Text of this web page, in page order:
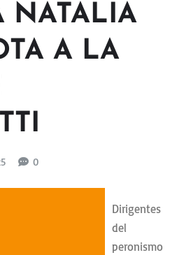
NATALIA
A LA
0
Dirigentes
del
peronismo